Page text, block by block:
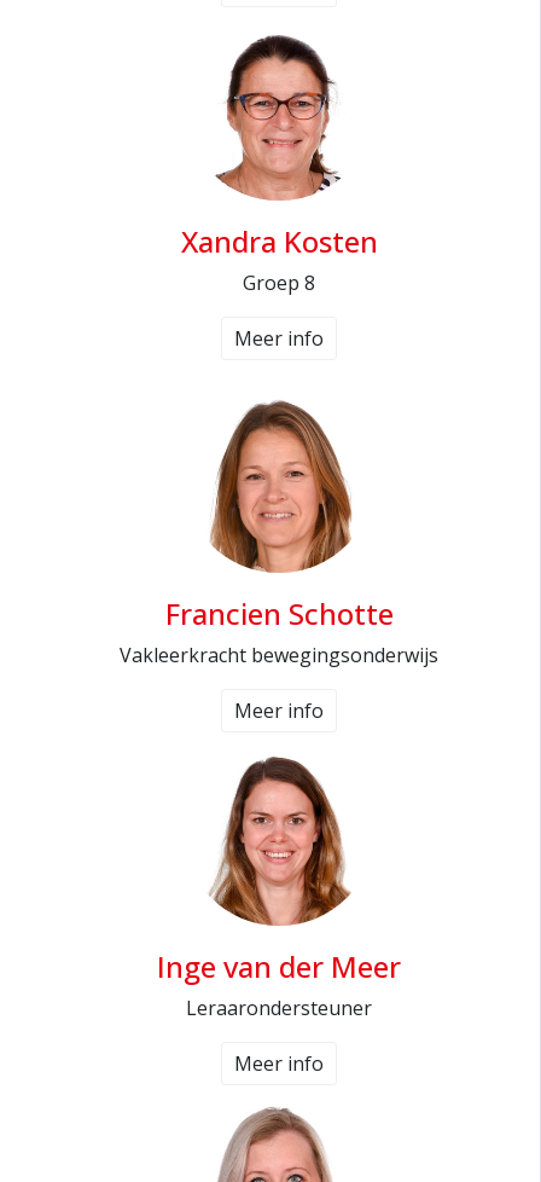
Xandra Kosten
Groep 8
Meer info
Francien Schotte
Vakleerkracht bewegingsonderwijs
Meer info
Inge van der Meer
Leraarondersteuner
Meer info